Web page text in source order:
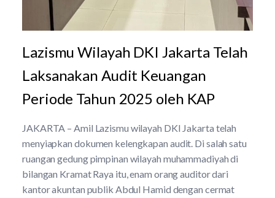
Lazismu Wilayah DKI Jakarta Telah
Laksanakan Audit Keuangan
Periode Tahun 2025 oleh KAP
JAKARTA – Amil Lazismu wilayah DKI Jakarta telah
menyiapkan dokumen kelengkapan audit. Di salah satu
ruangan gedung pimpinan wilayah muhammadiyah di
bilangan Kramat Raya itu, enam orang auditor dari
kantor akuntan publik Abdul Hamid dengan cermat